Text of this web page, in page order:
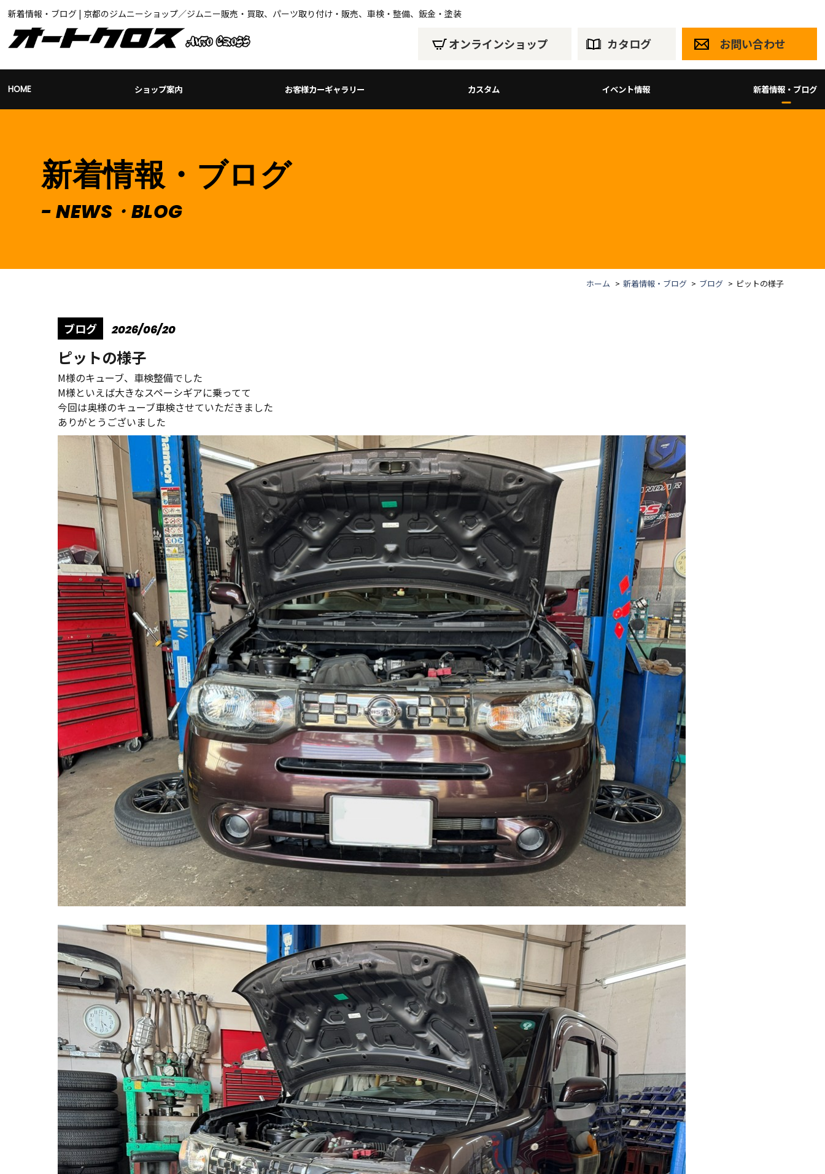
新着情報・ブログ | 京都のジムニーショップ／ジムニー販売・買取、パーツ取り付け・販売、車検・整備、鈑金・塗装
オンラインショップ カタログ お問い合わせ
HOME ショップ案内 お客様カーギャラリー カスタム イベント情報 新着情報・ブログ
新着情報・ブログ
NEWS・BLOG
ホーム 新着情報・ブログ ブログ ピットの様子
ブログ 2026/06/20
ピットの様子
M様のキューブ、車検整備でした
M様といえば大きなスペーシギアに乗ってて
今回は奥様のキューブ車検させていただきました
ありがとうございました